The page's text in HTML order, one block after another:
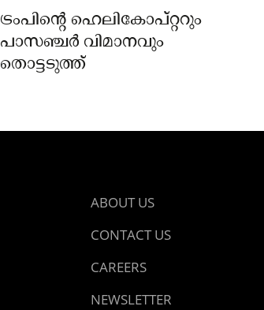
ട്രംപിന്റെ ഹെലികോപ്റ്ററും
പാസഞ്ചര്‍ വിമാനവും
തൊട്ടടുത്ത്
ABOUT US
CONTACT US
CAREERS
NEWSLETTER